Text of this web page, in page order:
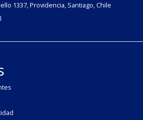
1337, Providencia, Santiago, Chile